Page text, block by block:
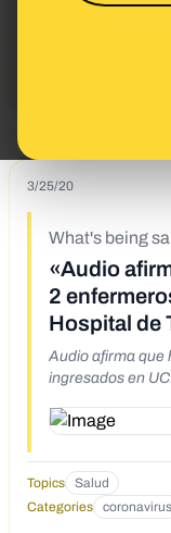
3/25/20
What's being
«Audio
2
Hospital de
Audio afirma que
ingresados en
Topics Salud
Categories
coronavirus